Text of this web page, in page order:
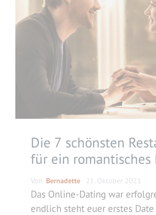
Die 7 schönsten
für ein romantisches
in Stuttgart
Von Bernadette 21. Oktober 2021
Das Online-Dating war
endlich steht euer erstes